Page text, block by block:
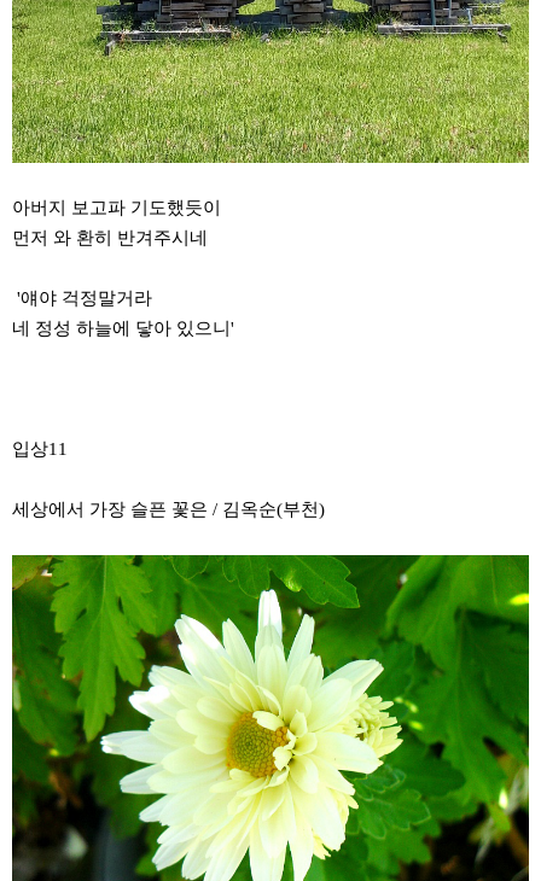
아버지 보고파 기도했듯이
먼저 와 환히 반겨주시네
'얘야 걱정말거라
네 정성 하늘에 닿아 있으니'
입상11
세상에서 가장 슬픈 꽃은 / 김옥순(부천)